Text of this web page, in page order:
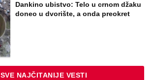
Dankino ubistvo: Telo u crnom džaku
doneo u dvorište, a onda preokret
SVE NAJČITANIJE VESTI